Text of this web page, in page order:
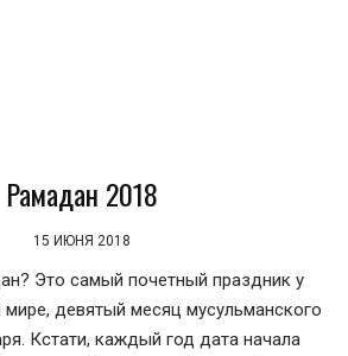
Рамадан 2018
15 ИЮНЯ 2018
Это самый почетный праздник у
девятый месяц мусульманского
Кстати, каждый год дата начала